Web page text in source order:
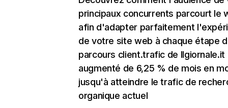
principaux concurrents parcourt le
afin d'adapter parfaitement
de votre site web à chaque étape
parcours client.trafic de Ilgiornale.it
augmenté de 6,25 % de mois en
jusqu'à atteindre le trafic de
organique actuel